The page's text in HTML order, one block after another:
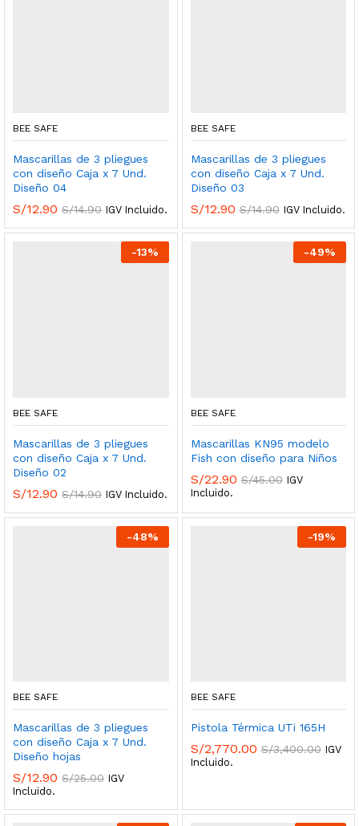
BEE SAFE
Mascarillas de 3 pliegues
con diseño Caja x 7 Und.
Diseño 04
S/12.90 S/14.90 IGV Incluido.
BEE SAFE
Mascarillas de 3 pliegues
con diseño Caja x 7 Und.
Diseño 03
S/12.90 S/14.90 IGV Incluido.
-13%
BEE SAFE
Mascarillas de 3 pliegues
con diseño Caja x 7 Und.
Diseño 02
S/12.90 S/14.90 IGV Incluido.
-49%
BEE SAFE
Mascarillas KN95 modelo
Fish con diseño para Niños
S/22.90 S/45.00 IGV
Incluido.
-48%
BEE SAFE
Mascarillas de 3 pliegues
con diseño Caja x 7 Und.
Diseño hojas
S/12.90 S/25.00 IGV
Incluido.
-19%
BEE SAFE
Pistola Térmica UTi 165H
S/2,770.00 S/3,400.00 IGV
Incluido.